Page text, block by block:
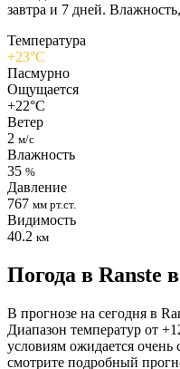
завтра и 7 дней.
Температура
+23°C
Пасмурно
Ощущается
+22°C
Ветер
2 м/с
Влажность
35 %
Давление
767 мм рт.ст.
Видимость
40.2 км
Погода в Ranstе
В прогнозе на сегодня в
Диапазон температур от
условиям ожидается
смотрите подробный